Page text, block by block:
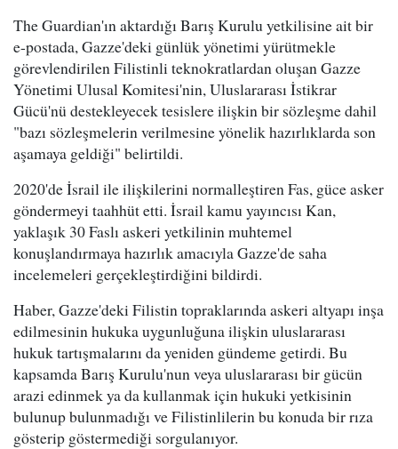
The Guardian'ın aktardığı Barış Kurulu yetkilisine ait bir
e-postada, Gazze'deki günlük yönetimi yürütmekle
görevlendirilen Filistinli teknokratlardan oluşan Gazze
Yönetimi Ulusal Komitesi'nin, Uluslararası İstikrar
Gücü'nü destekleyecek tesislere ilişkin bir sözleşme dahil
"bazı sözleşmelerin verilmesine yönelik hazırlıklarda son
aşamaya geldiği" belirtildi.
2020'de İsrail ile ilişkilerini normalleştiren Fas, güce asker
göndermeyi taahhüt etti. İsrail kamu yayıncısı Kan,
yaklaşık 30 Faslı askeri yetkilinin muhtemel
konuşlandırmaya hazırlık amacıyla Gazze'de saha
incelemeleri gerçekleştirdiğini bildirdi.
Haber, Gazze'deki Filistin topraklarında askeri altyapı inşa
edilmesinin hukuka uygunluğuna ilişkin uluslararası
hukuk tartışmalarını da yeniden gündeme getirdi. Bu
kapsamda Barış Kurulu'nun veya uluslararası bir gücün
arazi edinmek ya da kullanmak için hukuki yetkisinin
bulunup bulunmadığı ve Filistinlilerin bu konuda bir rıza
gösterip göstermediği sorgulanıyor.